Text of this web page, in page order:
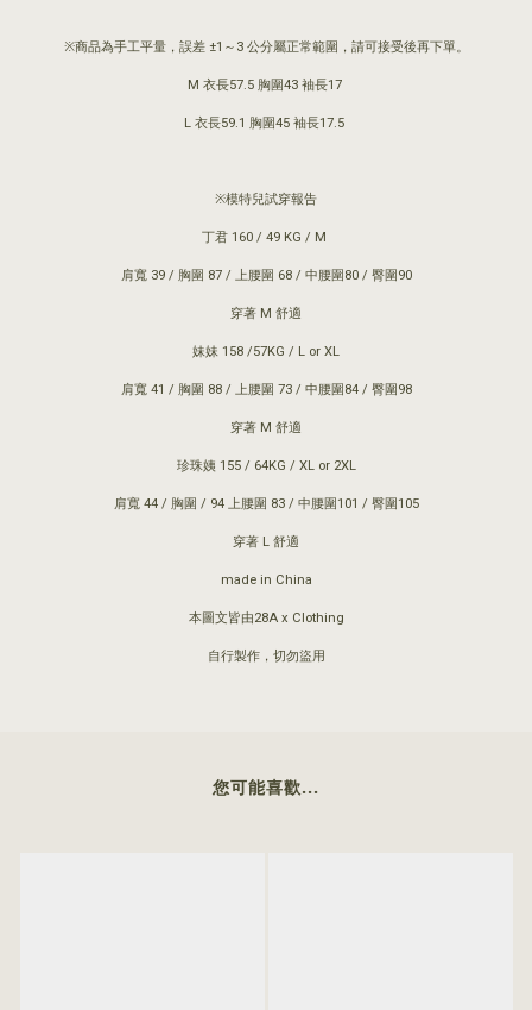
※商品為手工平量，誤差 ±1～3 公分屬正常範圍，請可接受後再下單。
M 衣長57.5 胸圍43 袖長17
L 衣長59.1 胸圍45 袖長17.5
※模特兒試穿報告
丁君 160 / 49 KG / M
肩寬 39 / 胸圍 87 / 上腰圍 68 / 中腰圍80 / 臀圍90
穿著 M 舒適
妹妹 158 /57KG / L or XL
肩寬 41 / 胸圍 88 / 上腰圍 73 / 中腰圍84 / 臀圍98
穿著 M 舒適
珍珠姨 155 / 64KG / XL or 2XL
肩寬 44 / 胸圍 / 94 上腰圍 83 / 中腰圍101 / 臀圍105
穿著 L 舒適
made in China
本圖文皆由28A x Clothing
自行製作，切勿盜用
您可能喜歡...